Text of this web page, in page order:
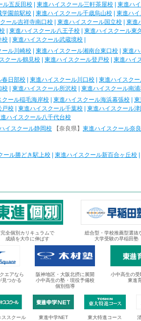
ル五反田校 東進ハイスクール三軒茶屋校 東進ハ
学園前駅校 東進ハイスクール千歳烏山校
東進ハ
ール吉祥寺南口校 東進ハイスクール国立校 東進
東進ハイスクール八王子校 東進ハイスクール東
校 東進ハイスクール武蔵境校
ール川崎校 東進ハイスクール湘南台東口校 東進
クール鶴見校 東進ハイスクール登戸校 東進ハイ
春日部校 東進ハイスクール川口校 東進ハイスク
校 東進ハイスクール所沢校 東進ハイスクール南
クール稲毛海岸校 東進ハイスクール海浜幕張校
戸校 東進ハイスクール千葉校 東進ハイスクール
ハイスクール八千代台校
イスクール静岡校 【奈良県】 東進ハイスクール奈
ール勝どき駅上校 東進ハイスクール新百合ヶ丘校
完全個別カリキュラムで
成績を大巾に伸ばす
総合型・学校推薦型選抜
大学受験の早稲田塾
エアなら
見つかる
阪神地区・大阪北摂に展開
小中高生の塾・現役予備校
個別指導
小中高生の
東進
ススクール 東進中学NET 東大特進コース